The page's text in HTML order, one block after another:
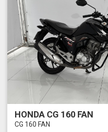
HONDA CG 160 FAN
CG 160 FAN